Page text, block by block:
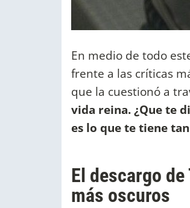
En medio de todo
frente a las críticas
que la cuestionó a
vida reina. ¿Que te
es lo que te tiene
El descargo
más oscuros